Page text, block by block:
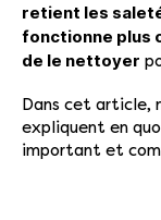
retient les
fonctionne plus
de le nettoyer
Dans cet article,
expliquent en
important et